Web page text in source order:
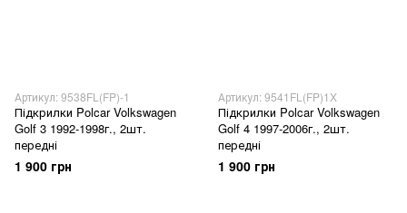
Артикул: 9538FL(FP)-1
Підкрилки Polcar Volkswagen
Golf 3 1992-1998г., 2шт.
передні
1 900 грн
Артикул: 9541FL(FP)1X
Підкрилки Polcar Volkswagen
Golf 4 1997-2006г., 2шт.
передні
1 900 грн